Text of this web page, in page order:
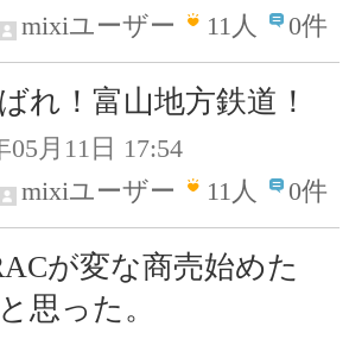
mixiユーザー
11人 0件
れ！富山地方鉄道！
05月11日 17:54
mixiユーザー
11人 0件
が変な商売始めた
思った。